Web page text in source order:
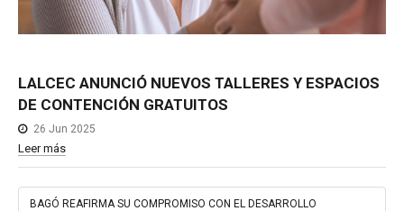
LALCEC ANUNCIÓ NUEVOS TALLERES Y ESPACIOS
DE CONTENCIÓN GRATUITOS
26 Jun 2025
Leer más
BAGÓ REAFIRMA SU COMPROMISO CON EL DESARROLLO